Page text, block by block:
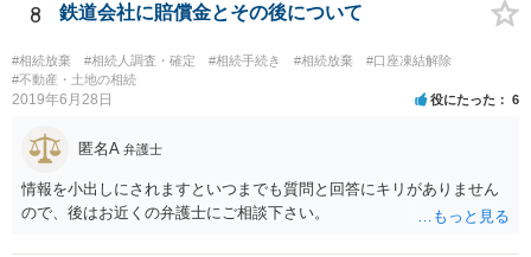
8 鉄道会社に賠償金とその後について
#相続放棄 #相続人調査・確定 #相続手続き #相続放棄
#口座凍結解除
#不動産・土地の相続
2019年6月28日 役にたった 6
匿名A 弁護士
情報を小出しにされますといつまでも質問と回答にキリがありません
ので、後はお近くの弁護士にご相談下さい。